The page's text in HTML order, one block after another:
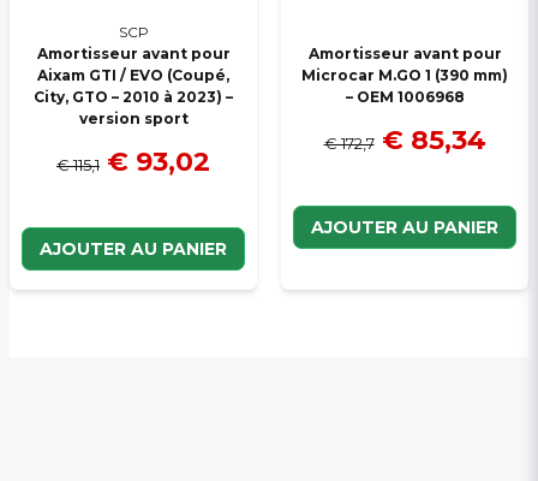
SCP
Amortisseur avant pour
Aixam GTI / EVO (Coupé,
City, GTO – 2010 à 2023) –
version sport
€ 115,1 € 93,02
AJOUTER AU PANIER
Amortisseur avant pour
Microcar M.GO 1 (390 mm)
– OEM 1006968
€ 172,7 € 85,34
AJOUTER AU PANIER